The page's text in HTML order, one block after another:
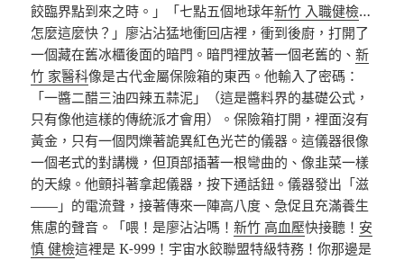
餃臨界點到來之時。」「七點五個地球年新竹 入職健檢…
怎麼這麼快？」廖沾沾猛地衝回店裡，衝到後廚，打開了
一個藏在舊冰櫃後面的暗門。暗門裡放著一個老舊的、新
竹 家醫科像是古代金屬保險箱的東西。他輸入了密碼：
「一醬二醋三油四辣五蒜泥」（這是醬料界的基礎公式，
只有像他這樣的傳統派才會用）。保險箱打開，裡面沒有
黃金，只有一個閃爍著詭異紅色光芒的儀器。這儀器很像
一個老式的對講機，但頂部插著一根彎曲的、像韭菜一樣
的天線。他顫抖著拿起儀器，按下通話鈕。儀器發出「滋
——」的電流聲，接著傳來一陣高八度、急促且充滿養生
焦慮的聲音。「喂！是廖沾沾嗎！新竹 高血壓快接聽！ 安
慎 健檢這裡是 K-999！宇宙水餃聯盟特級特務！你那邊是